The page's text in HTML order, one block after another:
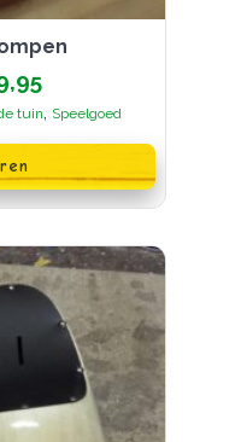
Prijsklasse:
€41,95
tot
€49,95
tuin, Speelgoed